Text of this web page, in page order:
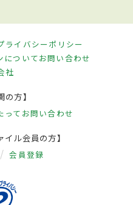
ライバシーポリシー
についてお問い合わせ
社
の方】
って お問い合わせ
イル会員の方】
会員登録